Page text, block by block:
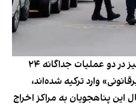
پولیس شهرهای ساکاریا و کارادنیز در دو عملیات جداگانه ۲۴
وارد ترکیه شده‌اند،
پناهجویان به مراکز اخراج